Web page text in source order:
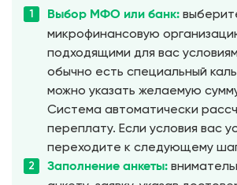
Выбор МФО или банк:
микрофинансовую
подходящими для вас
обычно есть специальный
можно указать желаемую
Система автоматически
переплату. Если условия вас
переходите к следующему
Заполнение анкеты: